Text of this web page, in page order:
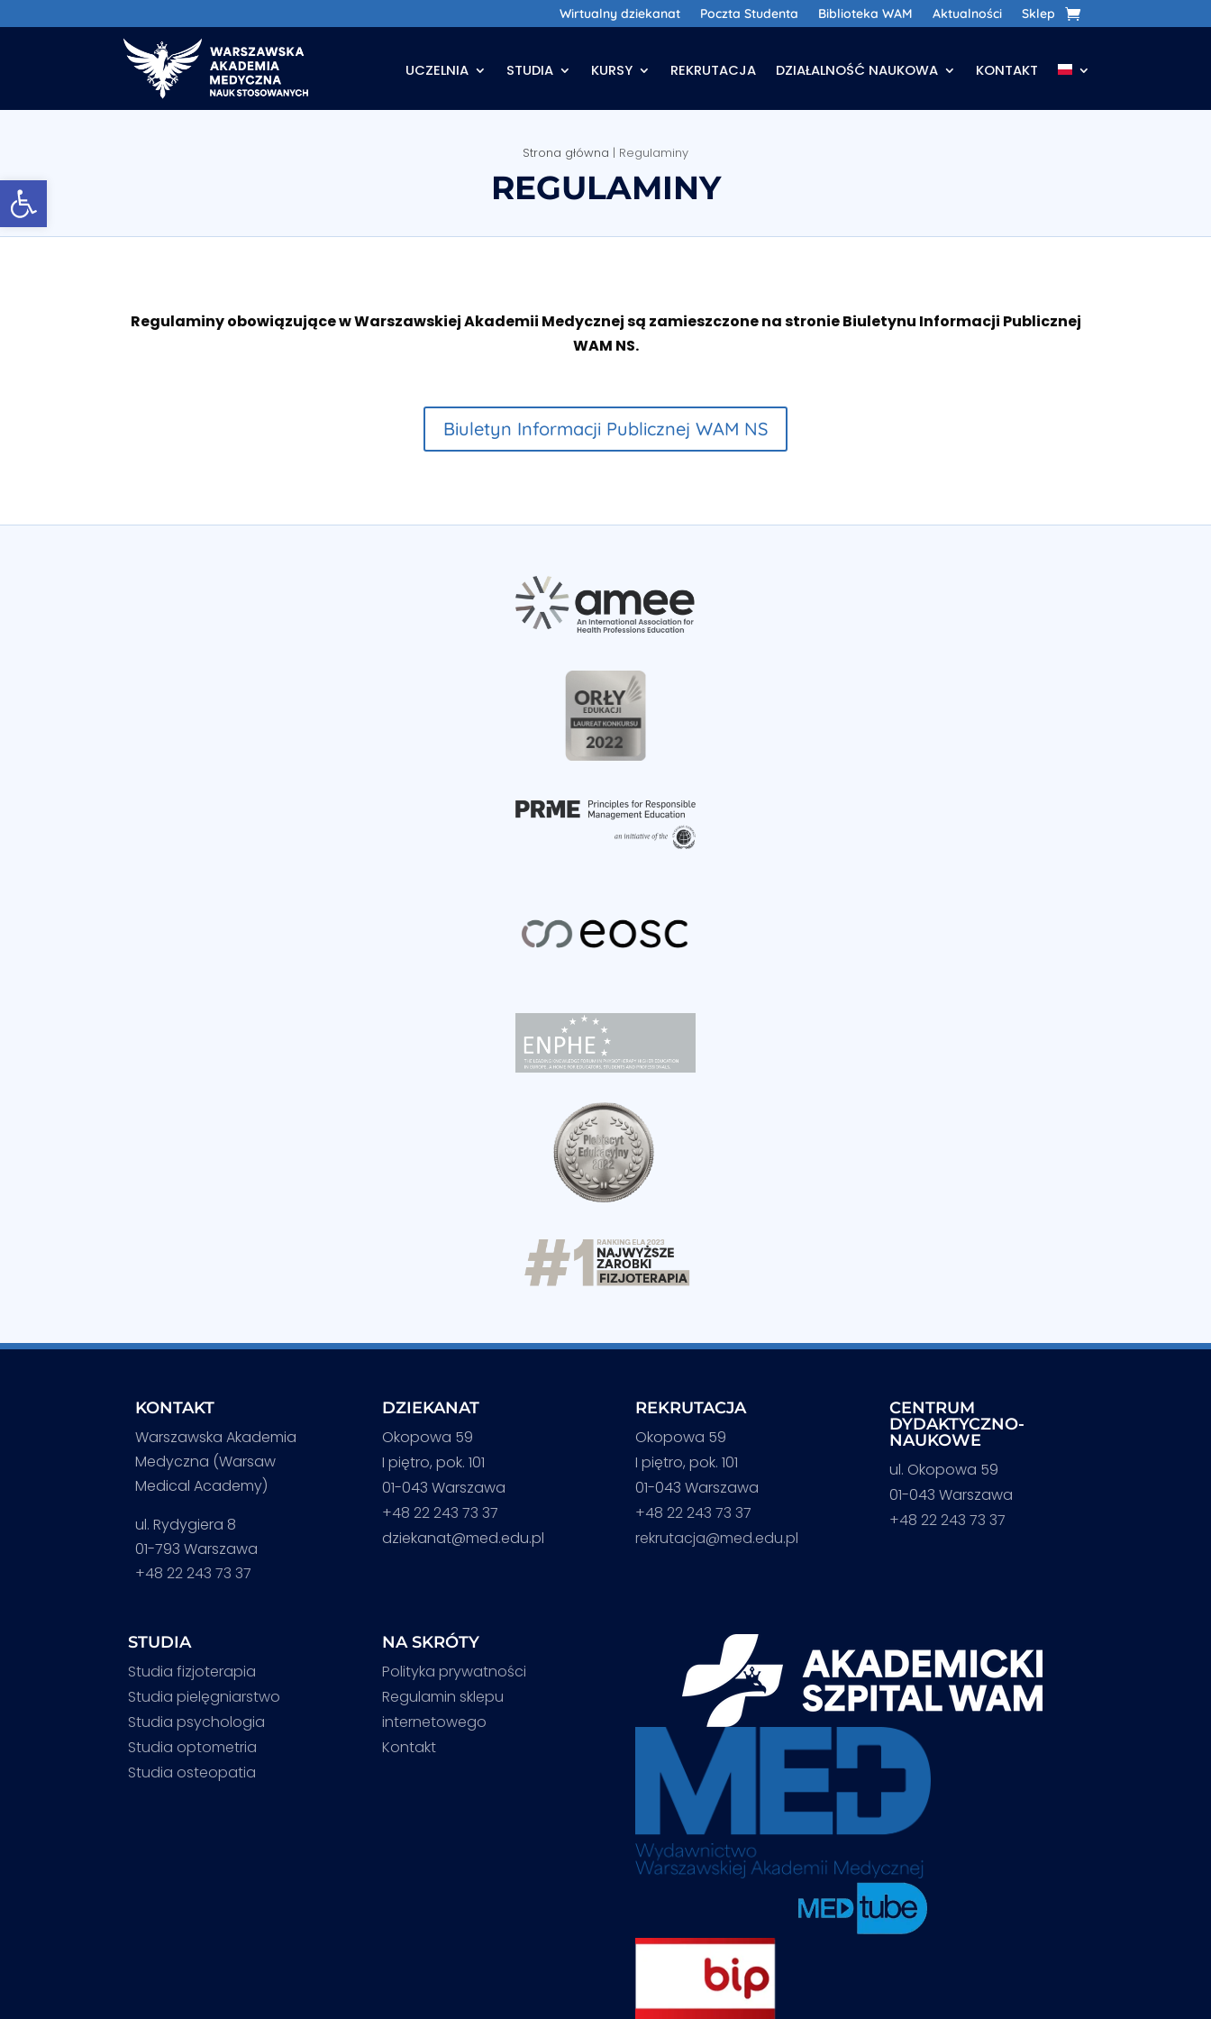
Wirtualny dziekanat Poczta Studenta Biblioteka WAM Aktualności Sklep
UCZELNIA STUDIA KURSY REKRUTACJA DZIAŁALNOŚĆ NAUKOWA KONTAKT
Strona główna | Regulaminy
REGULAMINY
Regulaminy obowiązujące w Warszawskiej Akademii Medycznej są zamieszczone na stronie Biuletynu Informacji Publicznej
WAM NS.
Biuletyn Informacji Publicznej WAM NS
KONTAKT
Warszawska Akademia
Medyczna (Warsaw
Medical Academy)
ul. Rydygiera 8
01-793 Warszawa
+48 22 243 73 37
DZIEKANAT
Okopowa 59
I piętro, pok. 101
01-043 Warszawa
+48 22 243 73 37
dziekanat@med.edu.pl
REKRUTACJA
Okopowa 59
I piętro, pok. 101
01-043 Warszawa
+48 22 243 73 37
rekrutacja@med.edu.pl
CENTRUM
DYDAKTYCZNO-
NAUKOWE
ul. Okopowa 59
01-043 Warszawa
+48 22 243 73 37
STUDIA
Studia fizjoterapia
Studia pielęgniarstwo
Studia psychologia
Studia optometria
Studia osteopatia
NA SKRÓTY
Polityka prywatności
Regulamin sklepu
internetowego
Kontakt
Otwórz pasek narzędzi